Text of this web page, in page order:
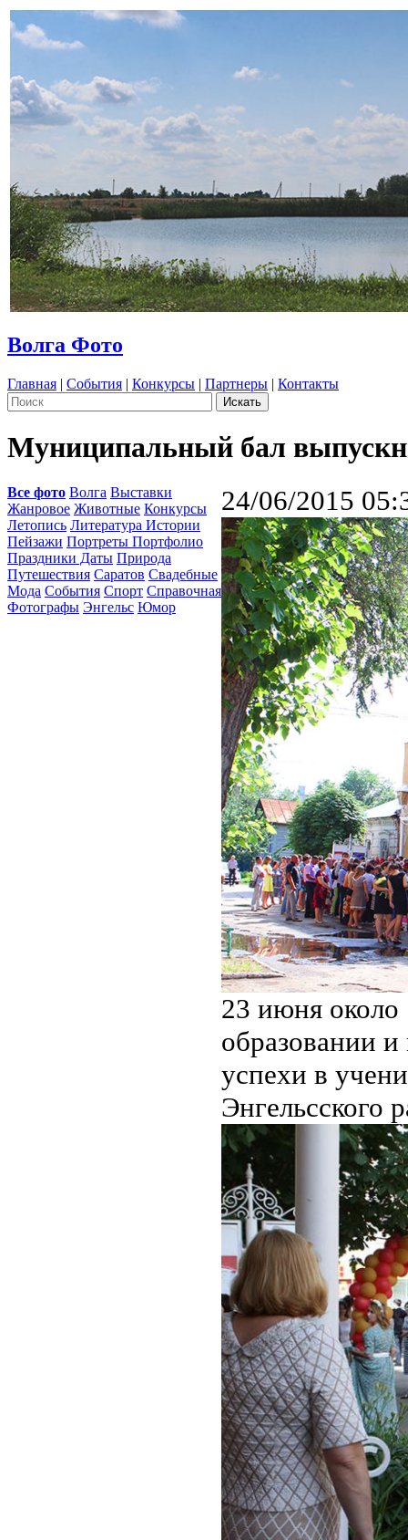
Волга Фото
Главная | События | Конкурсы | Партнеры | Контакты
Муниципальный бал
Все фото Волга Выставки
Жанровое Животные Конкурсы
Летопись Литература Истории
Пейзажи Портреты Портфолио
Праздники Даты Природа
Путешествия Саратов Свадебные
Мода События Спорт Справочная
Фотографы Энгельс Юмор
24/06/2015
23 июня около
образовании
успехи в
Энгельсского